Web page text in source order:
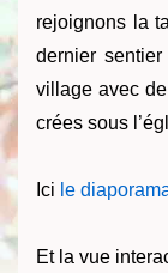
rejoignons la
dernier
village avec
crées sous
Ici le
Et la vue